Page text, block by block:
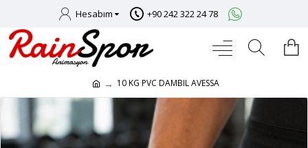
Hesabım +90 242 322 24 78
10 KG PVC DAMBIL AVESSA